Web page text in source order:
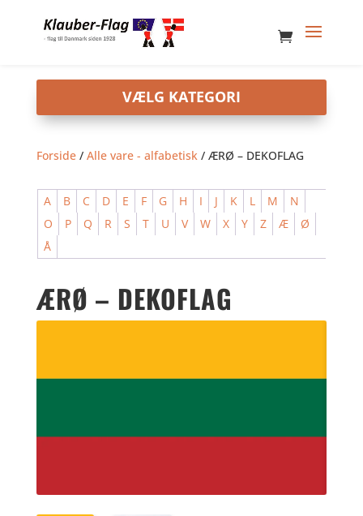
Forside/ Alle vare - alfabetisk/ ÆRØ – DEKOFLAG
A B C D E F G H I J K L M
N
O
P Q R S T U V W X Y Z Æ
Ø
Å
ÆRØ – DEKOFLAG